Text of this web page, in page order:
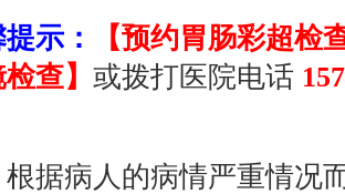
示：
【预约胃肠彩超检
查】 或拨打医院电话
病人的病情严重情况